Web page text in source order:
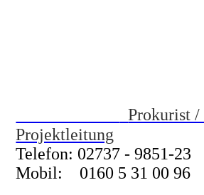
Prokurist
Projektleitung
Telefon: 02737 -
Mobil: 0160 5 31 00 96